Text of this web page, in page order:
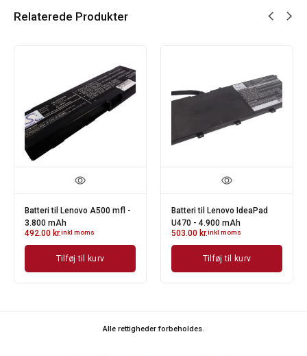
Relaterede Produkter
Batteri til Lenovo A500 mfl -
3.800 mAh
492.00 kr.inkl moms
Tilføj til kurv
Batteri til Lenovo IdeaPad
U470 - 4.900 mAh
503.00 kr.inkl moms
Tilføj til kurv
Alle rettigheder forbeholdes.